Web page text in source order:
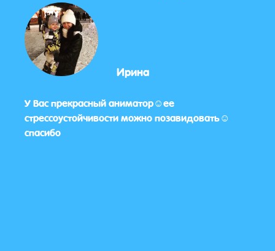
Ирина
У Вас прекрасный аниматор☺️ее
стрессоустойчивости можно позавидовать☺️
спасибо